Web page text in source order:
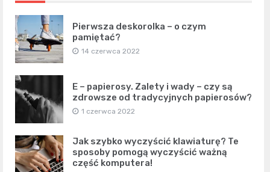
Pierwsza deskorolka – o czym
pamiętać?
14 czerwca 2022
E – papierosy. Zalety i wady – czy są
zdrowsze od tradycyjnych papierosów?
1 czerwca 2022
Jak szybko wyczyścić klawiaturę? Te
sposoby pomogą wyczyścić ważną
część komputera!